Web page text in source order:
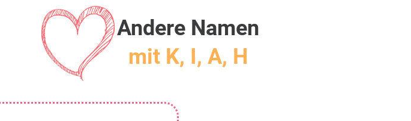
Andere Namen
mit K, I, A, H